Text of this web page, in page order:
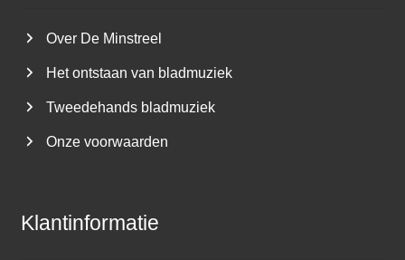
Over De Minstreel
Het ontstaan van bladmuziek
Tweedehands bladmuziek
Onze voorwaarden
Klantinformatie